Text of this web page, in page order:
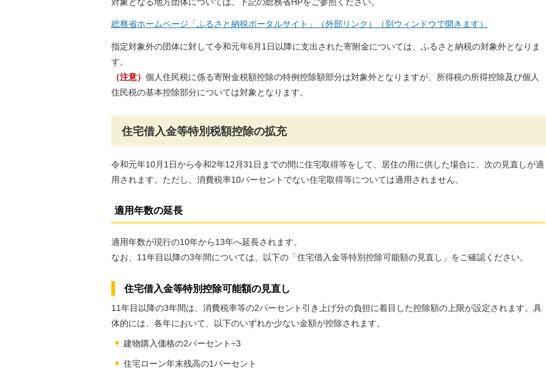
対象となる地方団体については、下記の総務省HPをご参照ください。
総務省ホームページ「ふるさと納税ポータルサイト」（外部リンク）（別ウィンドウで開きます）
指定対象外の団体に対して令和元年6月1日以降に支出された寄附金については、ふるさと納税の対象外となりま
す。
（注意） 個人住民税に係る寄附金税額控除の特例控除額部分は対象外となりますが、所得税の所得控除及び個人
住民税の基本控除部分については対象となります。
住宅借入金等特別税額控除の拡充
令和元年10月1日から令和2年12月31日までの間に住宅取得等をして、居住の用に供した場合に、次の見直しが適
用されます。ただし、消費税率10パーセントでない住宅取得等については適用されません。
適用年数の延長
適用年数が現行の10年から13年へ延長されます。
なお、11年目以降の3年間については、以下の「住宅借入金等特別控除可能額の見直し」をご確認ください。
住宅借入金等特別控除可能額の見直し
11年目以降の3年間は、消費税率等の2パーセント引き上げ分の負担に着目した控除額の上限が設定されます。具
体的には、各年において、以下のいずれか少ない金額が控除されます。
建物購入価格の2パーセント÷3
住宅ローン年末残高の1パーセント